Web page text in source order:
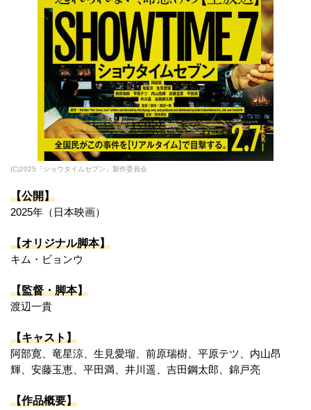
(C)2025「ショウタイムセブン」製作委員会
【公開】
2025年（日本映画）
【オリジナル脚本】
キム・ビョンウ
【監督・脚本】
渡辺一貴
【キャスト】
阿部寛、竜星涼、生見愛瑠、前原瑞樹、平原テツ、内山昂
輝、安藤玉恵、平田満、井川遥、吉田鋼太郎、錦戸亮
【作品概要】